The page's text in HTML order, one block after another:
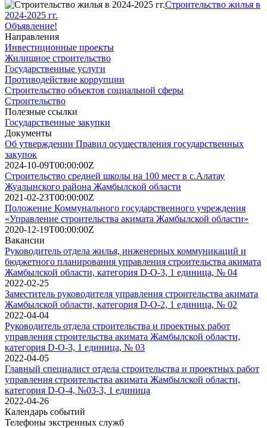
Строительство жилья в
2024-2025 гг.
Объявление!
Направления
Инвестиционные проекты
Жилищное строительство
Государственные услуги
Противодействие коррупции
Строительство объектов социальной сферы
Строительство
Полезные ссылки
Государственные закупки
Документы
Об утверждении Правил осуществления государственных
закупок
2024-10-09T00:00:00Z
Строительство средней школы на 100 мест в с.Алатау
Жуалынского района Жамбылской области
2021-02-23T00:00:00Z
Положение Коммунального государственного учреждения
«Управление строительства акимата Жамбылской области»
2020-12-19T00:00:00Z
Вакансии
Руководитель отдела жилья, инженерных коммуникаций и
бюджетного планирования управления строительства акимата
Жамбылской области, категория D-О-3, 1 единица, № 04
2022-02-25
Заместитель руководителя управления строительства акимата
Жамбылской области, категория D-О-2, 1 единица, № 02
2022-04-04
Руководитель отдела строительства и проектных работ
управления строительства акимата Жамбылской области,
категория D-О-3, 1 единица, № 03
2022-04-05
Главный специалист отдела строительства и проектных работ
управления строительства акимата Жамбылской области,
категория D-О-4, №03-3, 1 единица
2022-04-26
Календарь событий
Телефоны экстренных служб